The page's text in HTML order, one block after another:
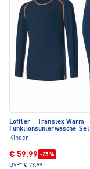
Löffler ·
Transtex Warm
Funktionsunterwäsche-Set
Kinder
€ 59,99 -25 %
UVP* € 79,99